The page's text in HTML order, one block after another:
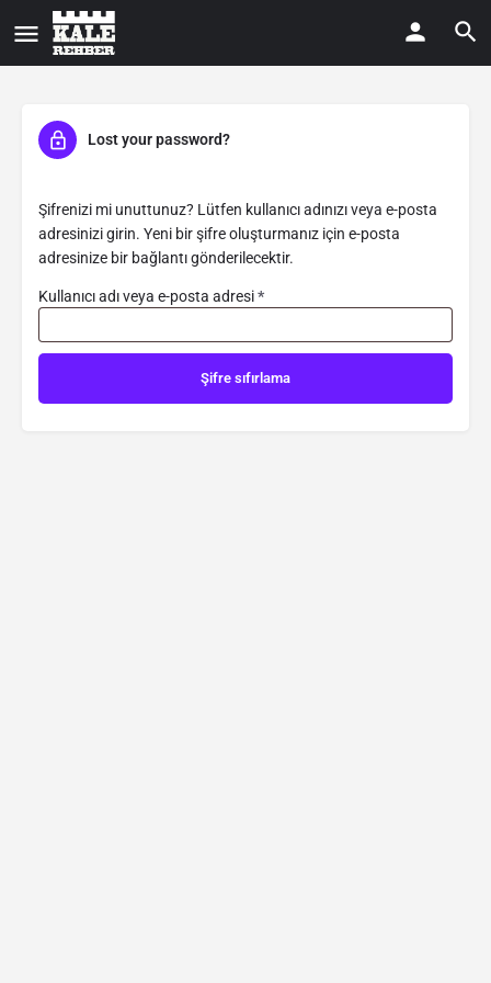
Lost your password?
Şifrenizi mi unuttunuz? Lütfen kullanıcı adınızı veya e-posta
adresinizi girin. Yeni bir şifre oluşturmanız için e-posta
adresinize bir bağlantı gönderilecektir.
Kullanıcı adı veya e-posta adresi*
Şifre sıfırlama